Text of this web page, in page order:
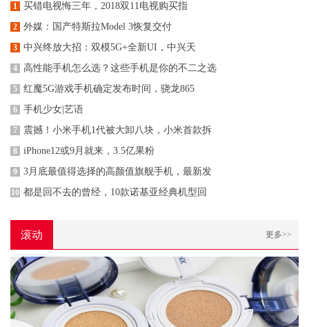
1 买错电视悔三年，2018双11电视购买指
2 外媒：国产特斯拉Model 3恢复交付
3 中兴终放大招：双模5G+全新UI，中兴天
4 高性能手机怎么选？这些手机是你的不二之选
5 红魔5G游戏手机确定发布时间，骁龙865
6 手机少女|艺语
7 震撼！小米手机1代被大卸八块，小米首款拆
8 iPhone12或9月就来，3.5亿果粉
9 3月底最值得选择的高颜值旗舰手机，最新发
10 都是回不去的曾经，10款诺基亚经典机型回
滚动 更多>>